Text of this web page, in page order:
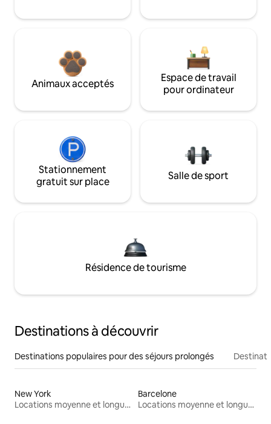
Animaux acceptés
Espace de travail
pour ordinateur
Stationnement
gratuit sur place
Salle de sport
Résidence de tourisme
Destinations à découvrir
Destinations populaires pour des séjours prolongés
New York
Locations moyenne et longue durée
Barcelone
Locations moyenne et longue durée